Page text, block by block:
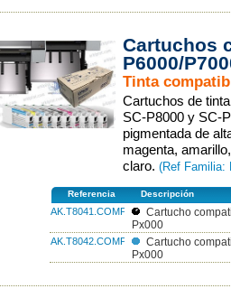
Cartuchos
P6000/
Tinta
Cartuchos de
SC-P8000 y SC-
pigmentada de
magenta,
claro. (Ref Familia:
Referencia Descripción
AK.T8041.COMP
Cartucho
Px000
AK.T8042.COMP
Cartucho
Px000